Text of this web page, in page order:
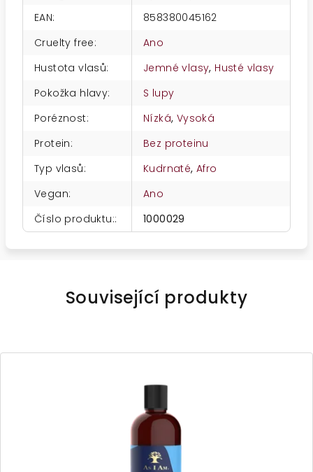
EAN:
858380045162
Cruelty free:
Ano
Hustota vlasů: Jemné vlasy, Husté vlasy
Pokožka hlavy:
S lupy
Poréznost: Nízká, Vysoká
Protein:
Bez proteinu
Typ vlasů: Kudrnaté,Afro
Vegan:
Ano
Číslo produktu:: 1000029
Související produkty